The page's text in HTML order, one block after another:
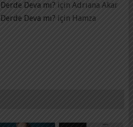
Deva mı? için Adrıana Akar
Deva mı? için Hamza